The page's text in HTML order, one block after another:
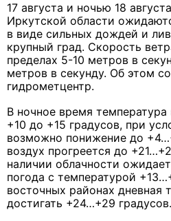
17 августа и ночью 18
Иркутской области
в виде сильных дождей и
крупный град. Скорость
пределах 5-10 метров в
метров в секунду. Об этом
гидрометцентр.
В ночное время температура
+10 до +15 градусов, при
возможно понижение до
воздух прогреется до
наличии облачности
погода с температурой
восточных районах дневная
достигать +24…+29 градусов.